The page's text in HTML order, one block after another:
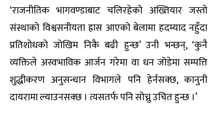
‘राजनीतिक भागवण्डाबाट चलिरहेको अख्तियार जस्तो
संस्थाको विश्वसनीयता ह्रास आएको बेलामा हदम्याद नहुँदा
प्रतिशोधको जोखिम निकै बढी हुन्छ’ उनी भन्छन्, ‘कुनै
व्यक्तिले अस्वभाविक आर्जन गरेमा वा धन जोडेमा सम्पत्ति
शुद्धीकरण अनुसन्धान विभागले पनि हेर्नसक्छ, कानुनी
दायरामा ल्याउनसक्छ । त्यसतर्फ पनि सोच्नु उचित हुन्छ ।’